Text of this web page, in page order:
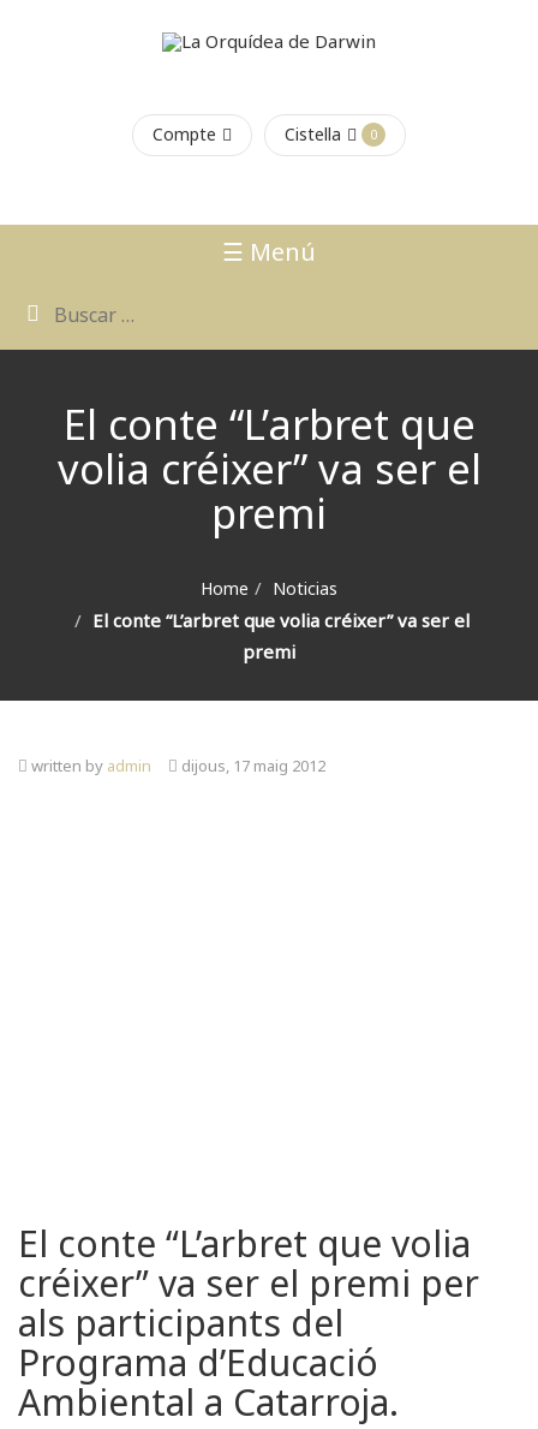
Cistella 0
Compte
☰ Menú
El conte “L’arbret que
volia créixer” va ser el
premi
Home Noticias
El conte “L’arbret que volia créixer” va ser el
premi
written by admin dijous, 17 maig 2012
El conte “L’arbret que volia
créixer” va ser el premi per
als participants del
Programa d’Educació
Ambiental a Catarroja.